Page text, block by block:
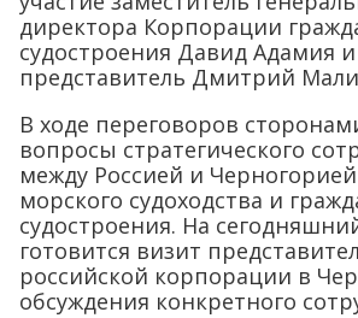
директора Корпорации
судостроения Давид Адамия
представитель Дмитрий
В ходе переговоров
вопросы стратегического
между Россией и
морского судоходства и
судостроения. На
готовится визит
российской корпорации в
обсуждения конкретного